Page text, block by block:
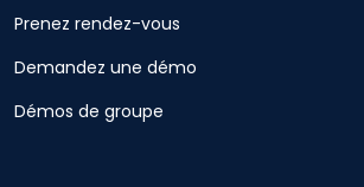
Prenez rendez-vous
Demandez une démo
Démos de groupe